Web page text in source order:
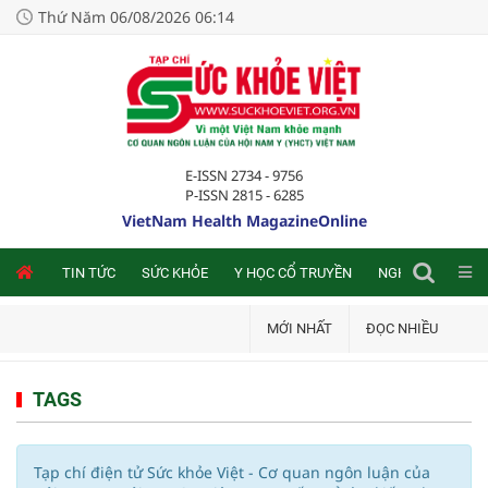
Thứ Năm 06/08/2026 06:14
E-ISSN 2734 - 9756
P-ISSN 2815 - 6285
VietNam Health MagazineOnline
TIN TỨC SỨC KHỎE Y HỌC CỔ TRUYỀN NGHIÊN CỨU
MỚI NHẤT ĐỌC NHIỀU
TAGS
Tạp chí điện tử Sức khỏe Việt - Cơ quan ngôn luận của